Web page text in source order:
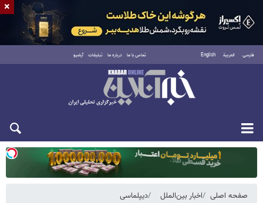
فارسی العربية English تماس با ما درباره ما تبلیغات آرشیو
یکشنبه ۱۸ مرداد ۱۴۰۵
صفحه اصلی اخبار بین‌الملل دیپلماسی
×